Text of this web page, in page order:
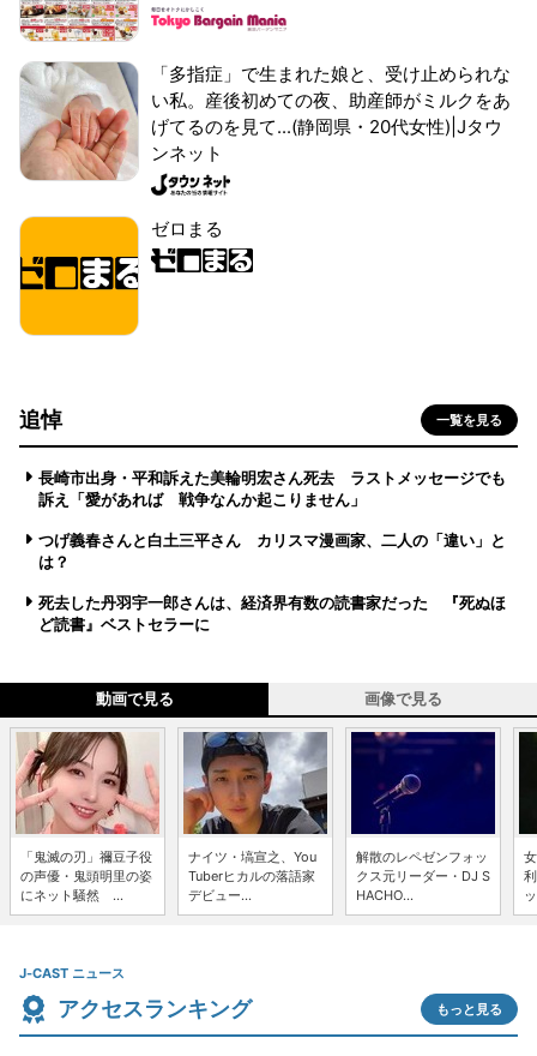
「多指症」で生まれた娘と、受け止められな
い私。産後初めての夜、助産師がミルクをあ
げてるのを見て...(静岡県・20代女性)|Jタウ
ンネット
ゼロまる
追悼 一覧を見る
長崎市出身・平和訴えた美輪明宏さん死去 ラストメッセージでも
訴え「愛があれば 戦争なんか起こりません」
つげ義春さんと白土三平さん カリスマ漫画家、二人の「違い」と
は？
死去した丹羽宇一郎さんは、経済界有数の読書家だった 『死ぬほ
ど読書』ベストセラーに
動画で見る 画像で見る
「鬼滅の刃」禰豆子役
の声優・鬼頭明里の姿
にネット騒然 ...
ナイツ・塙宣之、You
Tuberヒカルの落語家
デビュー...
解散のレペゼンフォッ
クス元リーダー・DJ S
HACHO...
J-CAST ニュース
アクセスランキング もっと見る